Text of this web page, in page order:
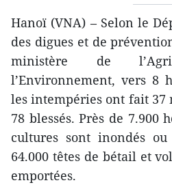
Hanoï (VNA) – Selon le
des digues et de
ministère de
l’Environnement, vers 8
les intempéries ont fait 37
78 blessés. Près de 7.900
cultures sont inondés
64.000 têtes de bétail et
emportées.